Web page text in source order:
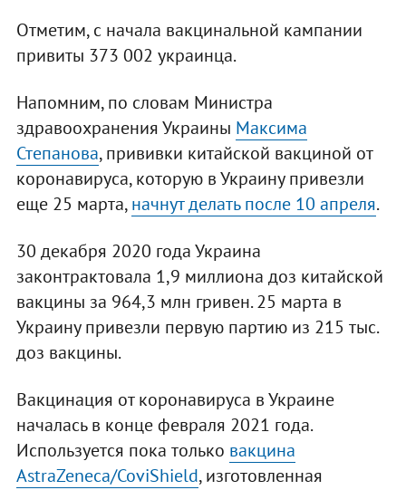
Отметим, с начала вакцинальной кампании
привиты 373 002 украинца.
Напомним, по словам Министра
здравоохранения Украины Максима
Степанова, прививки китайской вакциной от
коронавируса, которую в Украину привезли
еще 25 марта,начнут делать после 10 апреля.
30 декабря 2020 года Украина
законтрактовала 1,9 миллиона доз китайской
вакцины за 964,3 млн гривен. 25 марта в
Украину привезли первую партию из 215 тыс.
доз вакцины.
Вакцинация от коронавируса в Украине
началась в конце февраля 2021 года.
Используется пока только вакцина
AstraZeneca/CoviShield, изготовленная